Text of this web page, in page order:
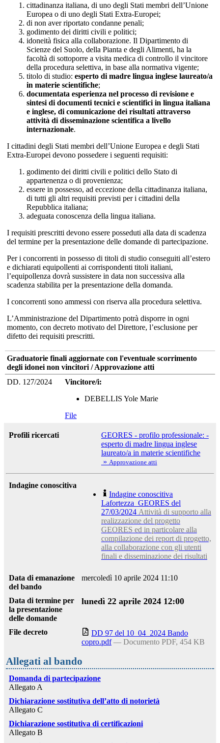
cittadinanza italiana, di uno degli Stati membri dell’Unione
Europea o di uno degli Stati Extra-Europei;
di non aver riportato condanne penali;
godimento dei diritti civili e politici;
idoneità fisica alla collaborazione. Il Dipartimento di
Scienze del Suolo, della Pianta e degli Alimenti, ha la
facoltà di sottoporre a visita medica di controllo il vincitore
della procedura selettiva, in base alla normativa vigente;
titolo di studio: esperto di madre lingua inglese laureato/a
in materie scientifiche;
documentata esperienza nel processo di revisione e
sintesi di documenti tecnici e scientifici in lingua italiana
e inglese, di comunicazione dei risultati attraverso
attività di disseminazione scientifica a livello
internazionale.
I cittadini degli Stati membri dell’Unione Europea e degli Stati
Extra-Europei devono possedere i seguenti requisiti:
godimento dei diritti civili e politici dello Stato di
appartenenza o di provenienza;
essere in possesso, ad eccezione della cittadinanza italiana,
di tutti gli altri requisiti previsti per i cittadini della
Repubblica italiana;
adeguata conoscenza della lingua italiana.
I requisiti prescritti devono essere posseduti alla data di scadenza
del termine per la presentazione delle domande di partecipazione.
Per i concorrenti in possesso di titoli di studio conseguiti all’estero
e dichiarati equipollenti ai corrispondenti titoli italiani,
l’equipollenza dovrà sussistere in data non successiva alla
scadenza stabilita per la presentazione della domanda.
I concorrenti sono ammessi con riserva alla procedura selettiva.
L’Amministrazione del Dipartimento potrà disporre in ogni
momento, con decreto motivato del Direttore, l’esclusione per
difetto dei requisiti prescritti.
Graduatorie finali aggiornate con l'eventuale scorrimento
degli idonei non vincitori / Approvazione atti
DD. 127/2024
Vincitore/i:
DEBELLIS Yole Marie
File
Profili ricercati
GEORES - profilo professionale: -
esperto di madre lingua inglese
laureato/a in materie scientifiche
» Approvazione atti
Indagine conoscitiva
Indagine conoscitiva
Lafortezza_GEORES del
27/03/2024 Attività di supporto alla
realizzazione del progetto
GEORES ed in particolare alla
compilazione dei report di progetto,
alla collaborazione con gli utenti
finali e disseminazione dei risultati
Data di emanazione
del bando
mercoledì 10 aprile 2024 11:10
Data di termine per
la presentazione
delle domande
lunedì 22 aprile 2024 12:00
File decreto
DD 97 del 10_04_2024 Bando
copro.pdf — Documento PDF, 454 KB
Allegati al bando
Domanda di partecipazione
Allegato A
Dichiarazione sostitutiva dell’atto di notorietà
Allegato C
Dichiarazione sostitutiva di certificazioni
Allegato B